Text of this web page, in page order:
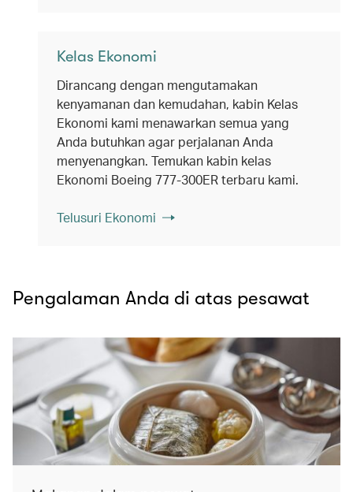
Kelas Ekonomi
Dirancang dengan mengutamakan
kenyamanan dan kemudahan, kabin Kelas
Ekonomi kami menawarkan semua yang
Anda butuhkan agar perjalanan Anda
menyenangkan. Temukan kabin kelas
Ekonomi Boeing 777-300ER terbaru kami.
Telusuri Ekonomi
Pengalaman Anda di atas pesawat